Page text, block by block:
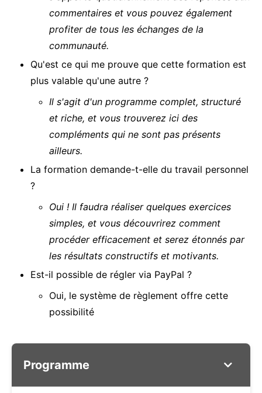
commentaires et vous pouvez également
profiter de tous les échanges de la
communauté.
Qu'est ce qui me prouve que cette formation est
plus valable qu'une autre ?
Il s'agit d'un programme complet, structuré
et riche, et vous trouverez ici des
compléments qui ne sont pas présents
ailleurs.
La formation demande-t-elle du travail personnel
?
Oui ! Il faudra réaliser quelques exercices
simples, et vous découvrirez comment
procéder efficacement et serez étonnés par
les résultats constructifs et motivants.
Est-il possible de régler via PayPal ?
Oui, le système de règlement offre cette
possibilité
Programme